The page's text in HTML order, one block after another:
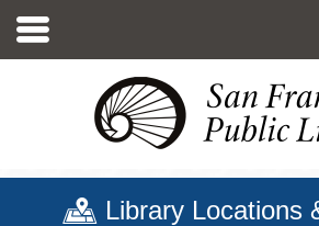
至
Library Locations